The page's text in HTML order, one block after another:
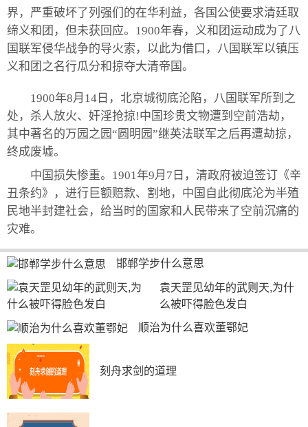
界，严重破坏了列强们的在华利益，各国公使要求清廷取
缔义和团，但未获回应。1900年春，义和团运动成为了八
国联军侵华战争的导火索，以此为借口，八国联军以镇压
义和团之名行瓜分和掠夺大清帝国。
1900年8月14日，北京城彻底沦陷，八国联军所到之
处，杀人放火、奸淫抢掠!中国珍贵文物遭到空前浩劫，
其中著名的万园之园“圆明园”继英法联军之后再遭劫掠，
终成废墟。
中国损失惨重。1901年9月7日，清政府被迫签订《辛
丑条约》，进行巨额赔款、割地，中国自此彻底沦为半殖
民地半封建社会，给当时的国家和人民带来了空前沉痛的
灾难。
邯郸学步什么意思
袁天罡见幼年的武则天,为什
么被吓得脸色发白
顺治为什么喜欢董鄂妃
刻舟求剑的道理